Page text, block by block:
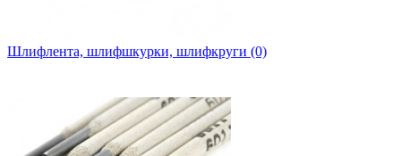
Шлифлента, шлифшкурки, шлифкруги (0)